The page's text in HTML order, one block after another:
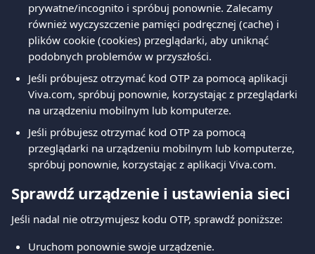
prywatne/incognito i spróbuj ponownie. Zalecamy
również wyczyszczenie pamięci podręcznej (cache) i
plików cookie (cookies) przeglądarki, aby uniknąć
podobnych problemów w przyszłości.
Jeśli próbujesz otrzymać kod OTP za pomocą aplikacji
Viva.com, spróbuj ponownie, korzystając z przeglądarki
na urządzeniu mobilnym lub komputerze.
Jeśli próbujesz otrzymać kod OTP za pomocą
przeglądarki na urządzeniu mobilnym lub komputerze,
spróbuj ponownie, korzystając z aplikacji Viva.com.
Sprawdź urządzenie i ustawienia sieci
Jeśli nadal nie otrzymujesz kodu OTP, sprawdź poniższe:
Uruchom ponownie swoje urządzenie.